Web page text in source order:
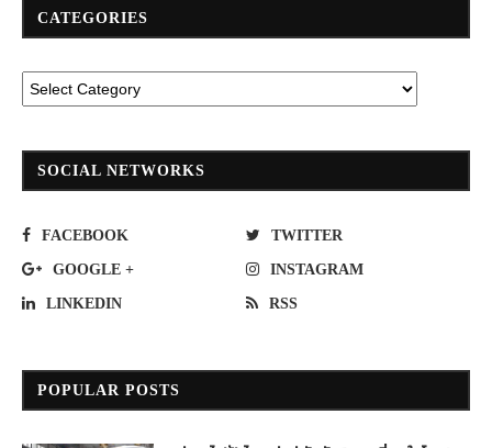
CATEGORIES
SOCIAL NETWORKS
FACEBOOK TWITTER
GOOGLE + INSTAGRAM
LINKEDIN RSS
POPULAR POSTS